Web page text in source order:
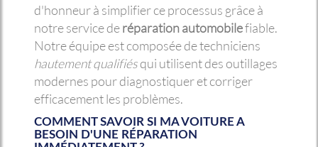
d'honneur à simplifier ce processus grâce à
notre service deréparation automobilefiable.
Notre équipe est composée de techniciens
hautement qualifiésqui utilisent des outillages
modernes pour diagnostiquer et corriger
efficacement les problèmes.
COMMENT SAVOIR SI MA VOITURE A
BESOIN D'UNE RÉPARATION